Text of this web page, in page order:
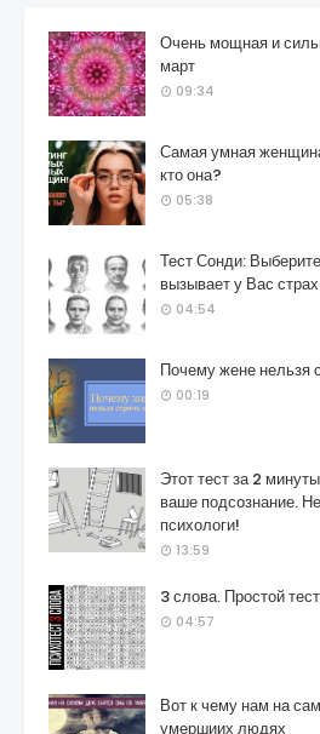
Очень мощная и
март
09:34
Самая умная
кто она?
05:38
Тест Сонди:
вызывает у Вас
04:54
Почему жене нельзя
00:19
Этот тест за 2
ваше подсознание.
психологи!
13:59
3 слова. Простой
04:57
Вот к чему нам на
умершиих людях